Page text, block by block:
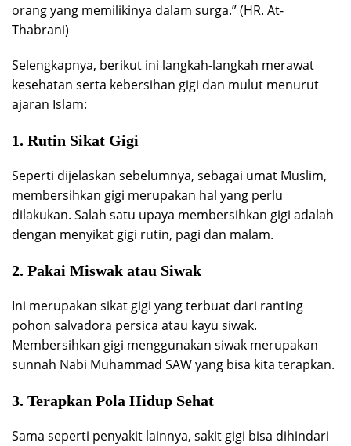
orang yang memilikinya dalam surga.” (HR. At-
Thabrani)
Selengkapnya, berikut ini langkah-langkah merawat
kesehatan serta kebersihan gigi dan mulut menurut
ajaran Islam:
1. Rutin Sikat Gigi
Seperti dijelaskan sebelumnya, sebagai umat Muslim,
membersihkan gigi merupakan hal yang perlu
dilakukan. Salah satu upaya membersihkan gigi adalah
dengan menyikat gigi rutin, pagi dan malam.
2. Pakai Miswak atau Siwak
Ini merupakan sikat gigi yang terbuat dari ranting
pohon salvadora persica atau kayu siwak.
Membersihkan gigi menggunakan siwak merupakan
sunnah Nabi Muhammad SAW yang bisa kita terapkan.
3. Terapkan Pola Hidup Sehat
Sama seperti penyakit lainnya, sakit gigi bisa dihindari